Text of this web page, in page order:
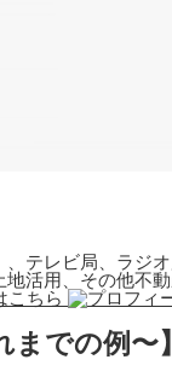
テレビ局、ラジ
活用、その他不
までの例〜】